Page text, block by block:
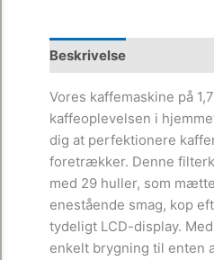
Beskrivelse
Vores kaffemaskine på
kaffeoplevelsen i
dig at perfektionere
foretrækker. Denne
med 29 huller, som
enestående smag, kop
tydeligt LCD-display.
enkelt brygning til enten